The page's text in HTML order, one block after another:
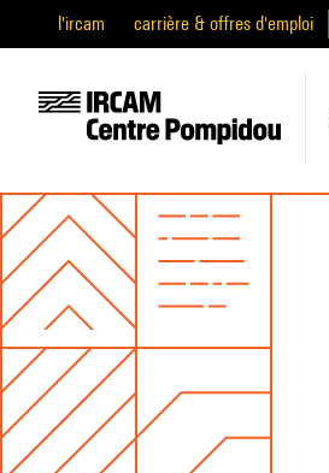
l'ircam carrière & offres d'emploi